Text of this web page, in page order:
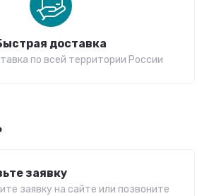
доставка
по всей территории России
заявку
заявку на сайте или позвоните